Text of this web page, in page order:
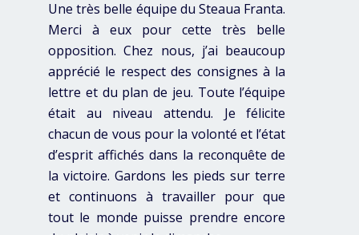
Une très belle équipe du Steaua Franta.
Merci à eux pour cette très belle
opposition. Chez nous, j’ai beaucoup
apprécié le respect des consignes à la
lettre et du plan de jeu. Toute l’équipe
était au niveau attendu. Je félicite
chacun de vous pour la volonté et l’état
d’esprit affichés dans la reconquête de
la victoire. Gardons les pieds sur terre
et continuons à travailler pour que
tout le monde puisse prendre encore